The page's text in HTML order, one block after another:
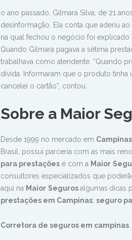
o ano passado, Gilmara Silva, de 21
desinformação. Ela conta que aderiu
na qual fechou o negócio foi explicado
Quando Gilmara pagava a sétima
trabalhava como atendente. “Quando
dívida. Informaram que o produto tinha
cancelei o cartão”, contou.
Sobre a Maior
Desde 1999 no mercado em Campinas
Brasil, possui parceria com as mais
para prestações é com a Maior
consultores especializados que
aqui na Maior Segurosalgumas dicas
prestações em Campinas; seguro
Corretora de seguros em campinas